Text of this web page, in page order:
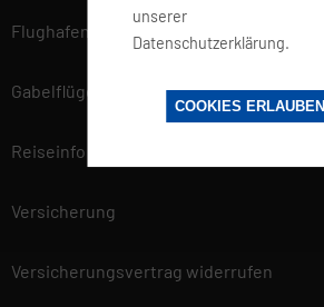
unserer
Datenschutzerklärung.
COOKIES ERLAUBEN
Flughafen Informationen
Gabelflüge
Reiseinfo
Versicherung
Versicherungsvertrag widerrufen